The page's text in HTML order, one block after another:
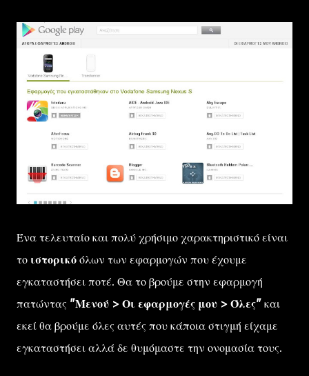
Ένα τελευταίο και πολύ χρήσιμο χαρακτηριστικό είναι
το ιστορικό όλων των εφαρμογών που έχουμε
εγκαταστήσει ποτέ. Θα το βρούμε στην εφαρμογή
πατώντας "Μενού > Οι εφαρμογές μου > Όλες" και
εκεί θα βρούμε όλες αυτές που κάποια στιγμή είχαμε
εγκαταστήσει αλλά δε θυμόμαστε την ονομασία τους.